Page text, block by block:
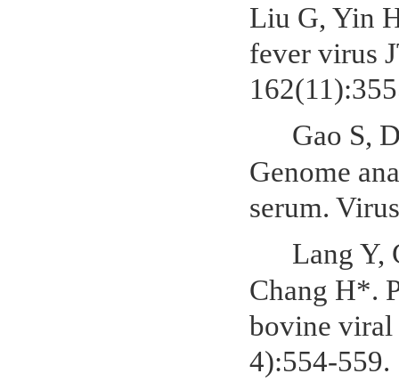
Liu G, Yin
fever virus
Gao S,
Genome
serum.
Lang Y,
Chang H*.
bovine viral
4):554-559.